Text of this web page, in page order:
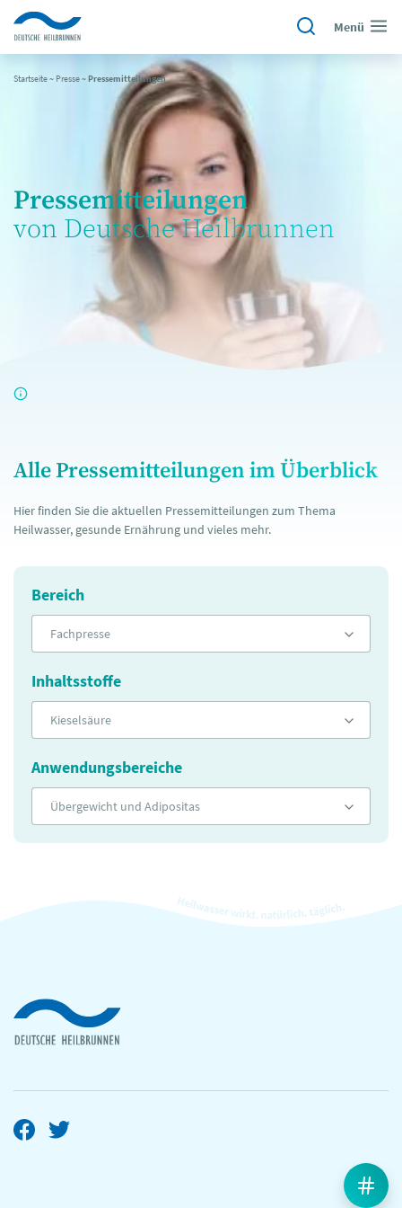
Menü
Startseite~ Presse~Pressemitteilungen
Pressemitteilungen
von Deutsche Heilbrunnen
Alle Pressemitteilungen im Überblick
Hier finden Sie die aktuellen Pressemitteilungen zum Thema
Heilwasser, gesunde Ernährung und vieles mehr.
Bereich
Fachpresse
Inhaltsstoffe
Kieselsäure
Anwendungsbereiche
Übergewicht und Adipositas